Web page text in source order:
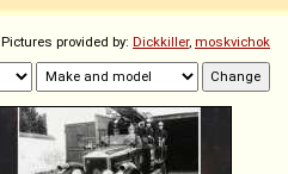
Pictures provided by: Dickkiller, moskvichok